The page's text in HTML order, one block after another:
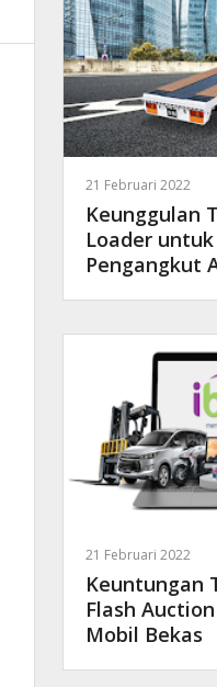
21 Februari 2022
Keunggulan
Loader
Pengangkut
21 Februari 2022
Keuntungan
Flash
Mobil Bekas